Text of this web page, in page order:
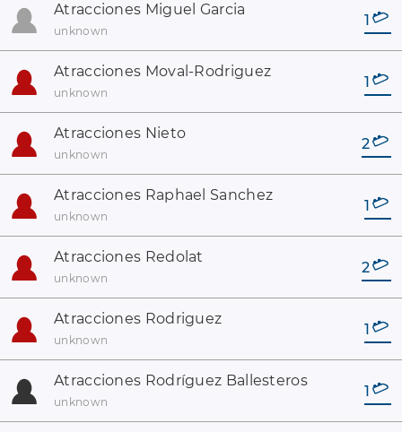
Atracciones Miguel Garcia
unknown
1
Atracciones Moval-Rodriguez
unknown
1
Atracciones Nieto
unknown
2
Atracciones Raphael Sanchez
unknown
1
Atracciones Redolat
unknown
2
Atracciones Rodriguez
unknown
1
Atracciones Rodríguez Ballesteros
unknown
1